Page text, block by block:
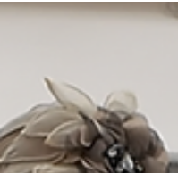
מזרחי "ואיזה אור על
פנחס